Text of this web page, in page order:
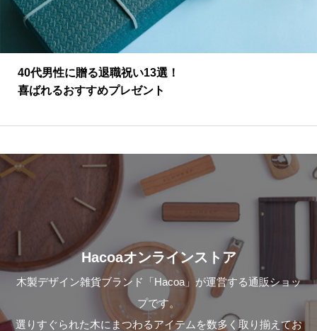
40代男性に贈る退職祝い13選！
喜ばれるおすすめプレゼント
Hacoaオンラインストア
木製デザイン雑貨ブランド「Hacoa」が運営する通販ショッ
プです。
選りすぐられた木にまつわるアイテムを数多く取り揃えてお